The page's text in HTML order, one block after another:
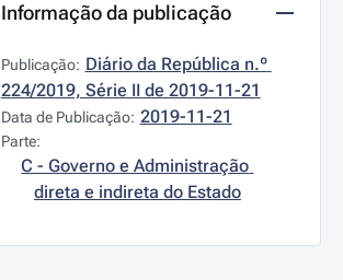
Informação da publicação
Publicação: Diário da República n.º
224/2019, Série II de 2019-11-21
Data de Publicação: 2019-11-21
Parte:
C - Governo e Administração
direta e indireta do Estado